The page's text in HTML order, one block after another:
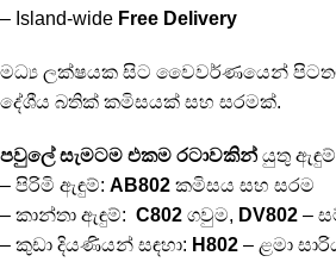
– Island-wide Free Delivery
මධ්‍ය ලක්ෂයක සිට වෛවර්ණයෙන් පිටතට
දේශීය බතික් කමිසයක් සහ සරමක්.
පවුලේ සැමටම එකම රටාවකින් යුතු ඇඳුම්
– පිරිමි ඇඳුම්: AB802 කමිසය සහ සරම
– කාන්තා ඇඳුම්: C802 ගවුම, DV802 –
– කුඩා දියණියන් සඳහා: H802 – ළමා